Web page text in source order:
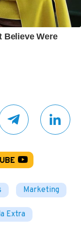
Marketing
Extra